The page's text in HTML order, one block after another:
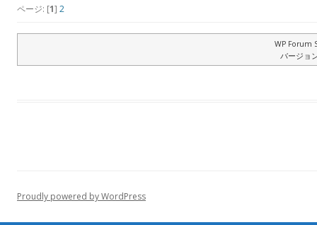
ページ: [1] 2
WP Forum
バージョ
Proudly powered by WordPress